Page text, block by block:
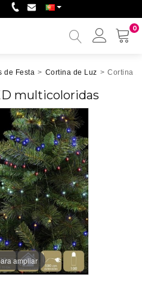
0
Minha
de Festa > Cortina de Luz > Cortina
multicoloridas
ampliar